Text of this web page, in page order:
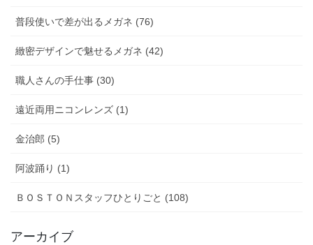
普段使いで差が出るメガネ (76)
緻密デザインで魅せるメガネ (42)
職人さんの手仕事 (30)
遠近両用ニコンレンズ (1)
金治郎 (5)
阿波踊り (1)
ＢＯＳＴＯＮスタッフひとりごと (108)
アーカイブ